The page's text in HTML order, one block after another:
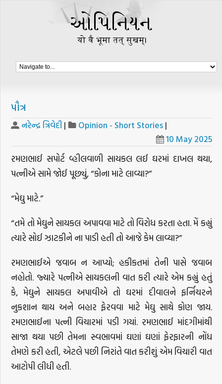
પૌત્ર
નરેન્દ્ર ત્રિવેદી | Opinion - Short Stories |
10 May 2025
રમણભાઈ સપોર્ટ વ્હીલવાળી સાયકલ લઈ ઘરમાં દાખલ થયા,
પત્નીએ સામે જોઈ પૂછ્યું, “કોના માટે લાવ્યા?”
“મેઘુ માટે.”
“તમે તો મેઘુને સાયકલ અપાવવા માટે તો વિરોધ કરતા હતા. મેં કહ્યું
ત્યારે સોઈ ઝાટકીને ના પાડી હતી તો આજે કેમ લાવ્યા?”
રમણભાઈએ જવાબ ન આપ્યો; હકીકતમાં તેની પાસે જવાબ
નહોતો. જ્યારે પત્નીએ સાયકલની વાત કરી ત્યારે એમ કહ્યું હતું
કે, મેઘુને સાયકલ અપાવીએ તો ઘરમાં દીવાલને ફર્નિચરને
નુકશાન થાય અને બહાર ફેરવવા માટે મેઘુ સાથે કોણ જાય.
રમણભાઈના પત્ની વિચારમાં પડી ગયાં. રમણભાઈ માંદગીમાંથી
સાજા થયા પછી તેમના સ્વભાવમાં ઘણાં ઘણાં ફેરફારની નોંધ
તેમણે કરી હતી, એટલે પછી નિરાંતે વાત કરીશું એમ વિચારી વાત
આટોપી લીધી હતી.